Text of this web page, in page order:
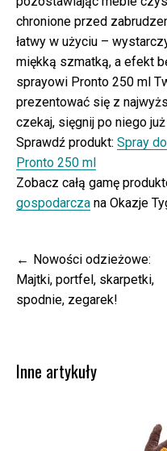
chronione przed
łatwy w użyciu –
miękką szmatką, a efekt
sprayowi Pronto 250 ml
prezentować się z
czekaj, sięgnij po niego
Sprawdź produkt: Spray
Pronto 250 ml
Zobacz całą gamę
gospodarcza na Okazje
Nawigacja
wpisu
Nowości odzieżowe:
Majtki, portfel, skarpetki,
spodnie, zegarek!
Inne artykuły